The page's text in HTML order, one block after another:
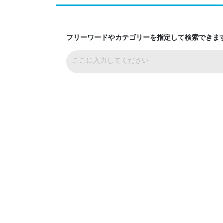
フリーワードやカテゴリーを指定して検索できま